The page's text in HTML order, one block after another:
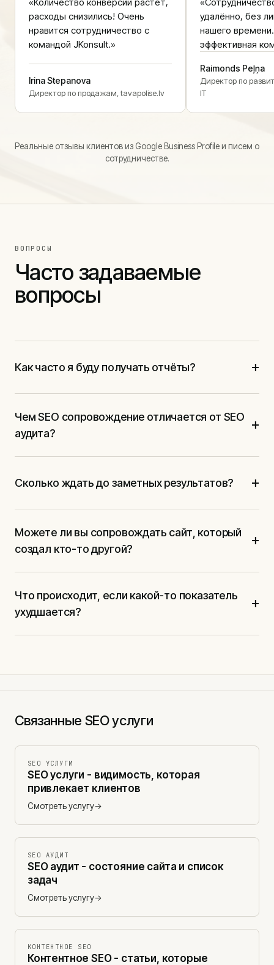
расходы снизились! Очень
нравится сотрудничество с
командой JKonsult.»
Irina Stepanova
Директор по продажам, tavapolise.lv
удалённо, без
нашего
эффективная
Raimonds Peļņa
Директор по
IT
Реальные отзывы клиентов из Google Business Profile и писем о
сотрудничестве.
ВОПРОСЫ
Часто задаваемые
вопросы
Как часто я буду получать отчёты? +
Чем SEO сопровождение отличается от SEO
аудита?
+
Сколько ждать до заметных результатов? +
Можете ли вы сопровождать сайт, который
создал кто-то другой?
+
Что происходит, если какой-то показатель
ухудшается?
+
Связанные SEO услуги
SEO УСЛУГИ
SEO услуги - видимость, которая
привлекает клиентов
Смотреть услугу→
SEO АУДИТ
SEO аудит - состояние сайта и список
задач
Смотреть услугу→
КОНТЕНТНОЕ SEO
Контентное SEO - статьи, которые